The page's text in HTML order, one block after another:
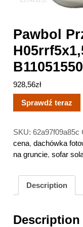
Pawbol
B11051550
928,56zł
Sprawdź teraz
SKU:62a97f09a85c
cena,dachówka
na gruncie,sofar
Description
Description